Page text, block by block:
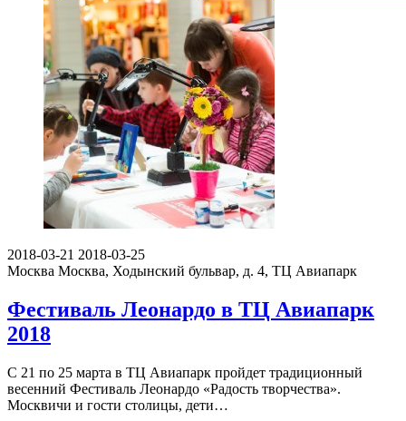
2018-03-21 2018-03-25
Москва Москва, Ходынский бульвар, д. 4, ТЦ Авиапарк
Фестиваль Леонардо в ТЦ Авиапарк
2018
С 21 по 25 марта в ТЦ Авиапарк пройдет традиционный
весенний Фестиваль Леонардо «Радость творчества».
Москвичи и гости столицы, дети…